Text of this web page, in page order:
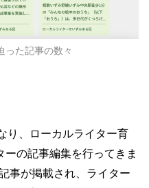
った記事の数々
り、ローカルライター育
の記事編集を行ってきま
事が掲載され、ライター